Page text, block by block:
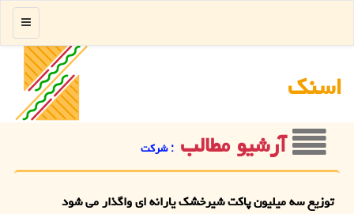
اسنك
منو
آرشیو مطالب : شركت
توزیع سه میلیون پاکت شیرخشک یارانه ای واگذار می شود